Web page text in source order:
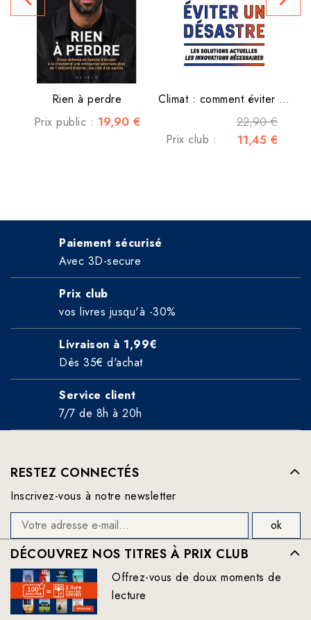
Rien à perdre
Prix public : 19,90 €
Climat : comment éviter un...
22,90 €
Prix club : 11,45 €
Paiement sécurisé
Avec 3D-secure
Prix club
vos livres jusqu'à -30%
Livraison à 1,99€
Dès 35€ d'achat
Service client
7/7 de 8h à 20h
RESTEZ CONNECTÉS
Inscrivez-vous à notre newsletter
DÉCOUVREZ NOS TITRES À PRIX CLUB
Offrez-vous de doux moments de
lecture